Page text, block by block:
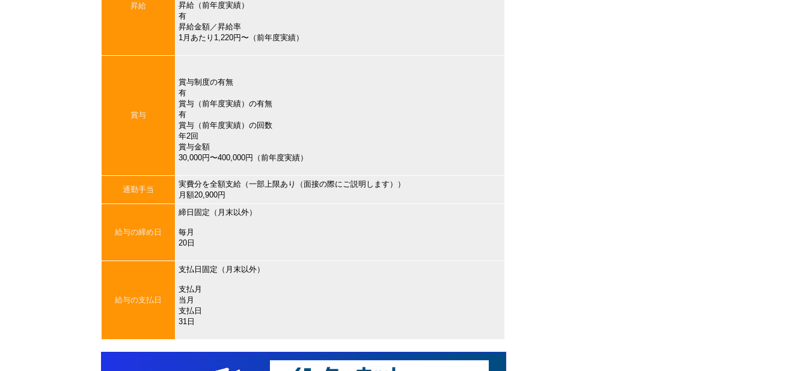
昇給
昇給（前年度実績）
有
昇給金額／昇給率
1月あたり1,220円〜（前年度実績）
賞与
賞与制度の有無
有
賞与（前年度実績）の有無
有
賞与（前年度実績）の回数
年2回
賞与金額
30,000円〜400,000円（前年度実績）
通勤手当
実費分を全額支給（一部上限あり（面接の際にご説明します））
月額20,900円
給与の締め日
締日固定（月末以外）
毎月
20日
給与の支払日
支払日固定（月末以外）
支払月
当月
支払日
31日